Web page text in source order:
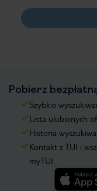
Pobierz
Szybkie
Lista ulubionych
Historia
Kontakt z TUI i
myTUI